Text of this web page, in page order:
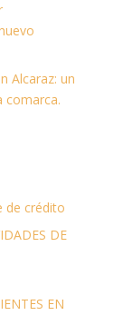
Alcaraz: un
comarca.
de crédito
DE
EN